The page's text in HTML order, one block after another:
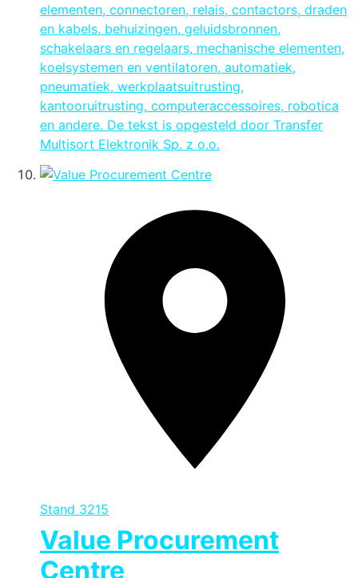
elementen, connectoren, relais, contactors, draden
en kabels, behuizingen, geluidsbronnen,
schakelaars en regelaars, mechanische elementen,
koelsystemen en ventilatoren, automatiek,
pneumatiek, werkplaatsuitrusting,
kantooruitrusting, computeraccessoires, robotica
en andere. De tekst is opgesteld door Transfer
Multisort Elektronik Sp. z o.o.
Stand 3215
Value Procurement
Centre